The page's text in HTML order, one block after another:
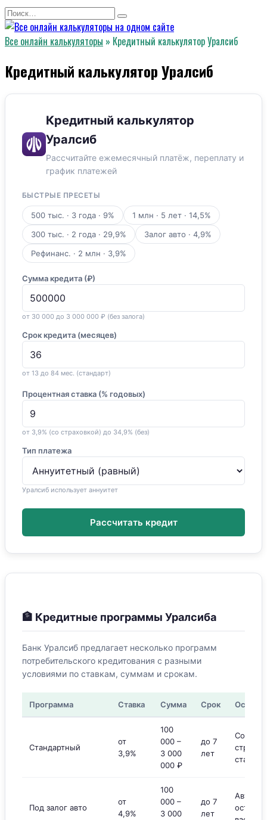
Перейти
к
содержанию
Search
for:
Все онлайн калькуляторы » Кредитный калькулятор Уралсиб
Кредитный калькулятор Уралсиб
Кредитный калькулятор
Уралсиб
Рассчитайте ежемесячный платёж, переплату и
график платежей
БЫСТРЫЕ ПРЕСЕТЫ
500 тыс. · 3 года · 9%
1 млн · 5 лет · 14,5%
300 тыс. · 2 года · 29,9%
Залог авто · 4,9%
Рефинанс. · 2 млн · 3,9%
Сумма кредита (₽)
от 30 000 до 3 000 000 ₽ (без залога)
Срок кредита (месяцев)
от 13 до 84 мес. (стандарт)
Процентная ставка (% годовых)
от 3,9% (со страховкой) до 34,9% (без)
Тип платежа
Уралсиб использует аннуитет
Рассчитать кредит
🏦 Кредитные программы Уралсиба
Банк Уралсиб предлагает несколько программ
потребительского кредитования с разными
условиями по ставкам, суммам и срокам.
Программа Ставка Сумма Срок
Стандартный
от
3,9%
100
000 –
3 000
000 ₽
до 7
лет
Со
ставка
Под залог авто
от
4,9%
100
000 –
3 000
до 7
лет
Авто